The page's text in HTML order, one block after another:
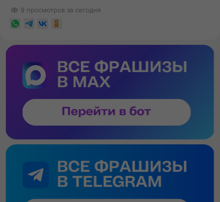
9 просмотров за сегодня